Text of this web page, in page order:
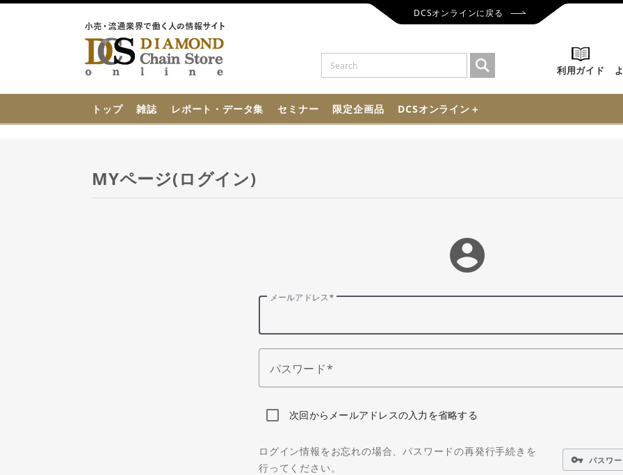
DCSオンラインに戻る
利用ガイド
トップ 雑誌 レポート・データ集 セミナー 限定企画品 DCSオンライン＋
MYページ(ログイン)
account_circle
メールアドレス
パスワード
次回からメールアドレスの入力を省略する
ログイン情報をお忘れの場合、パスワードの再発行手続きを
行ってください。
vpn_key パスワ